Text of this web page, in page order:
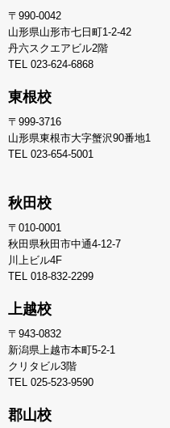
〒990-0042
山形県山形市七日町1-2-42
丹六スクエアビル2階
TEL 023-624-6868
東根校
〒999-3716
山形県東根市大字蟹沢90番地1
TEL 023-654-5001
秋田校
〒010-0001
秋田県秋田市中通4-12-7
川上ビル4F
TEL 018-832-2299
上越校
〒943-0832
新潟県上越市本町5-2-1
クリタビル3階
TEL 025-523-9590
郡山校